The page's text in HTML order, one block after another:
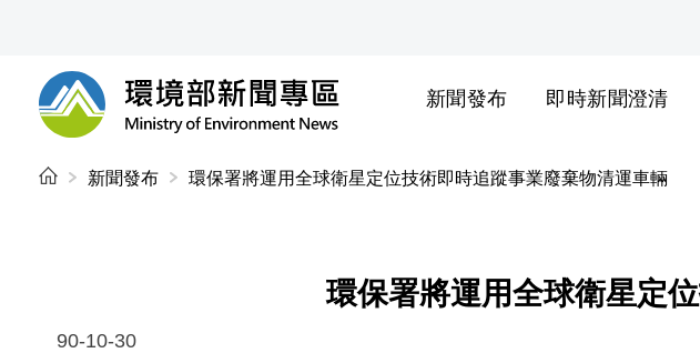
環境部新聞專區
新聞發布 即時新聞澄清
新聞發布 環保署將運用全球衛星定位技術即時追蹤事業廢棄物清運車輛
環保署將運用全球衛星定
90-10-30